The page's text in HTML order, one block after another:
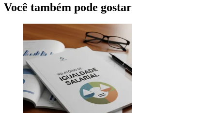
Você também pode gostar